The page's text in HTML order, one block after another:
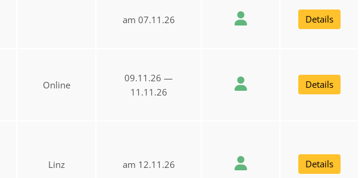
am 07.11.26 Details
Online
09.11.26 —
11.11.26
Details
Linz am 12.11.26 Details